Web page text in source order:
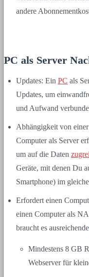
andere
PC als Server
Updates: Ein PC als
Updates, um
und Aufwand
Abhängigkeit von
Computer als Server
um auf die Daten
Geräte, mit denen Du
Smartphone) im
Erfordert einen
einen Computer als
braucht es ausreichende
Mindestens 8 GB
Webserver für